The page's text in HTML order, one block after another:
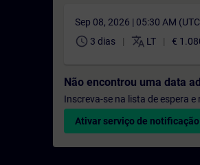
Sep 08, 2026 | 05:30 AM
schedule 3 dias translate LT €
Não encontrou uma data
Inscreva-se na lista de espera
Ativar serviço de notificação